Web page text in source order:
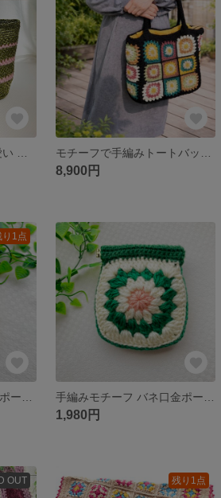
8,900円
り1点
1,980円
OUT 残り1点